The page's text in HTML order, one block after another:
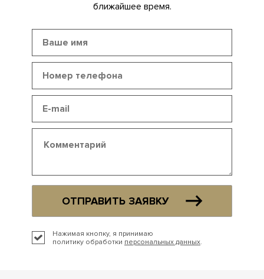
ближайшее время.
ОТПРАВИТЬ ЗАЯВКУ
Нажимая кнопку, я принимаю
политику обработки персональных данных.